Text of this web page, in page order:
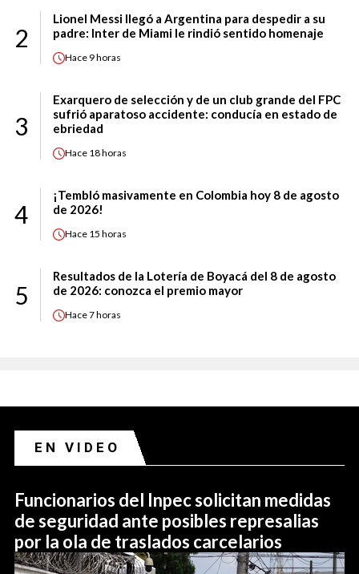
2
Lionel Messi llegó a Argentina para despedir a su
padre: Inter de Miami le rindió sentido homenaje
Hace 9 horas
3
Exarquero de selección y de un club grande del FPC
sufrió aparatoso accidente: conducía en estado de
ebriedad
Hace 18 horas
4
¡Tembló masivamente en Colombia hoy 8 de agosto
de 2026!
Hace 15 horas
5
Resultados de la Lotería de Boyacá del 8 de agosto
de 2026: conozca el premio mayor
Hace7 horas
EN VIDEO
Funcionarios del Inpec solicitan medidas
de seguridad ante posibles represalias
por la ola de traslados carcelarios